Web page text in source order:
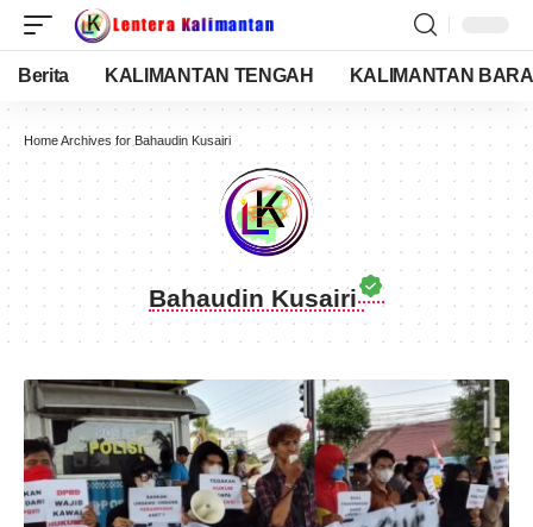
Berita KALIMANTAN TENGAH KALIMANTAN
HomeArchives for Bahaudin Kusairi
Bahaudin Kusairi